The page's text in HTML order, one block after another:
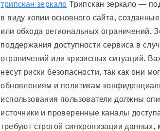
трипскан зеркало Трипскан зеркало —
в виду копии основного сайта,
или обхода региональных ограничений.
поддержания доступности сервиса в
ограничений или кризисных ситуаций.
несут риски безопасности, так как они
обновлениям и политикам
использования пользователи должны
источники и проверенные каналы
требуют строгой синхронизации данных,